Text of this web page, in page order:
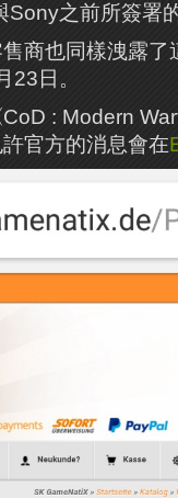
Sony之前所簽署
商也同樣洩露
23日。
: Modern
官方的消息會在